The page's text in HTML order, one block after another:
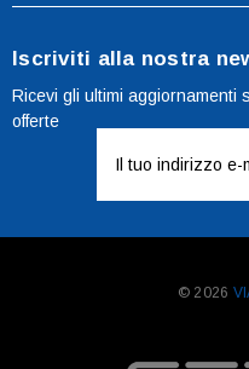
Iscriviti alla nostra
Ricevi gli ultimi aggiornamenti
offerte
mail
© 2026